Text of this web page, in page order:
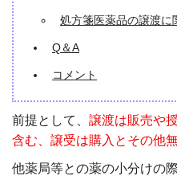
処方箋医薬品の譲渡に
Q＆A
コメント
前提として、 譲渡は販売や
含む、譲受は購入とその他
他薬局等との薬の小分けの